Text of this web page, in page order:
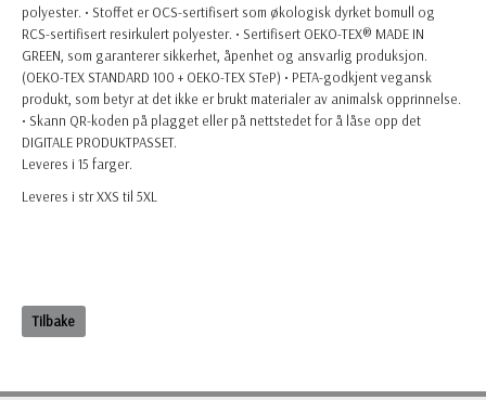
polyester. • Stoffet er OCS-sertifisert som økologisk dyrket bomull og
RCS-sertifisert resirkulert polyester. • Sertifisert OEKO-TEX® MADE IN
GREEN, som garanterer sikkerhet, åpenhet og ansvarlig produksjon.
(OEKO-TEX STANDARD 100 + OEKO-TEX STeP) • PETA-godkjent vegansk
produkt, som betyr at det ikke er brukt materialer av animalsk opprinnelse.
• Skann QR-koden på plagget eller på nettstedet for å låse opp det
DIGITALE PRODUKTPASSET.
Leveres i 15 farger.
Leveres i str XXS til 5XL
Tilbake